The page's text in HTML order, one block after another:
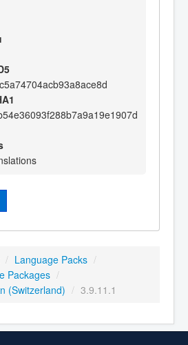
/ Language Packs /
Packages /
(Switzerland) / 3.9.11.1